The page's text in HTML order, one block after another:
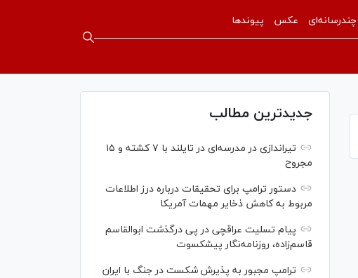
چندرسانه‌ای عکس پیوندها
جدیدترین مطالب
تیراندازی در مدرسه‌ای در تایلند با ۷ کشته و ۱۵
مجروح
دستور ترامپ برای تحقیقات درباره درز اطلاعات
مربوط به کاهش ذخایر مهمات آمریکا
پیام تسلیت عراقچی در پی درگذشت ابوالقاسم
قاسم‌زاده، روزنامه‌نگار پیشکسوت
ترامپ مجبور به پذیرش شکست در جنگ با ایران